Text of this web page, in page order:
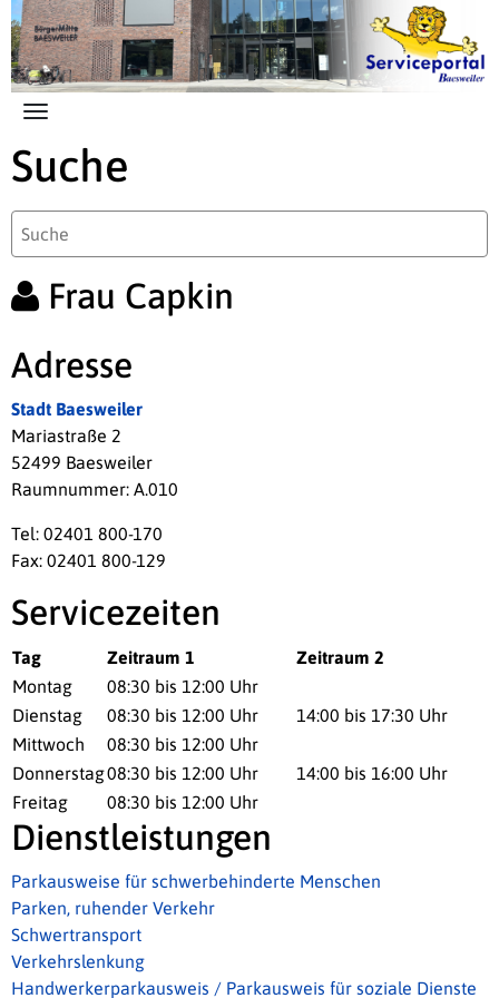
Zum Hauptinhalt springen
Suche
Frau Capkin
Adresse
Stadt Baesweiler
Mariastraße 2
52499 Baesweiler
Raumnummer: A.010
Tel: 02401 800-170
Fax: 02401 800-129
Servicezeiten
Tag Zeitraum 1
Zeitraum 2
Montag
08:30 bis 12:00 Uhr
Dienstag
08:30 bis 12:00 Uhr
14:00 bis 17:30 Uhr
Mittwoch
08:30 bis 12:00 Uhr
Donnerstag08:30 bis 12:00 Uhr
14:00 bis 16:00 Uhr
Freitag
08:30 bis 12:00 Uhr
Dienstleistungen
Parkausweise für schwerbehinderte Menschen
Parken, ruhender Verkehr
Schwertransport
Verkehrslenkung
Handwerkerparkausweis / Parkausweis für soziale Dienste